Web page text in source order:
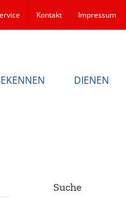
Kontakt Impressum
DIENEN
Suche